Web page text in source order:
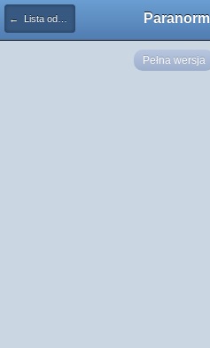
← Lista odznaczeń
Pełna wersja